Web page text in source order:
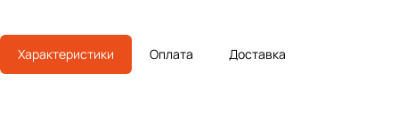
Характеристики Оплата Доставка